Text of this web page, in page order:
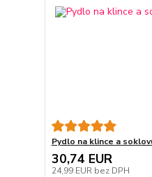
Pydlo na klince a
30,74 EUR
24,99 EUR bez DPH